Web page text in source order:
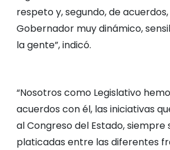
respeto y, segundo, de
Gobernador muy dinámico,
la gente”, indicó.
“Nosotros como Legislativo
acuerdos con él, las iniciativas
al Congreso del Estado, siempre
platicadas entre las diferentes